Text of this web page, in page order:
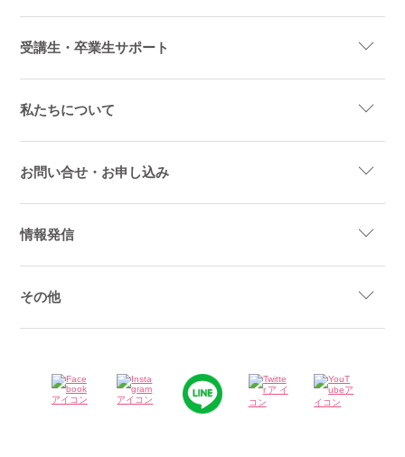
受講生・卒業生サポート
私たちについて
お問い合せ・お申し込み
情報発信
その他